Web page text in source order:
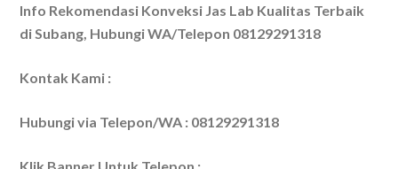
Info Rekomendasi Konveksi Jas Lab Kualitas Terbaik
di Subang, Hubungi WA/Telepon 08129291318
Kontak Kami :
Hubungi via Telepon/WA : 08129291318